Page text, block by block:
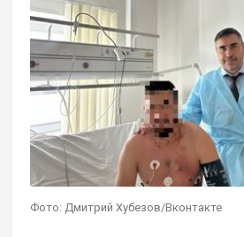
Фото: Дмитрий Хубезов/Вконтакте